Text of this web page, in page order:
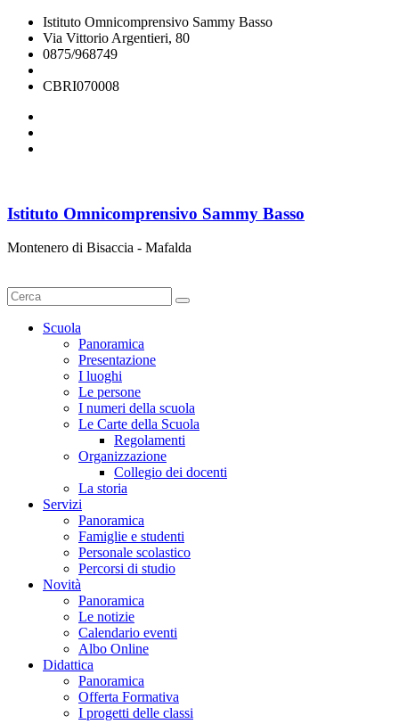
Istituto Omnicomprensivo Sammy Basso
Via Vittorio Argentieri, 80
0875/968749
CBRI070008
Istituto Omnicomprensivo Sammy Basso
Montenero di Bisaccia - Mafalda
Scuola
Panoramica
Presentazione
I luoghi
Le persone
I numeri della scuola
Le Carte della Scuola
Regolamenti
Organizzazione
Collegio dei docenti
La storia
Servizi
Panoramica
Famiglie e studenti
Personale scolastico
Percorsi di studio
Novità
Panoramica
Le notizie
Calendario eventi
Albo Online
Didattica
Panoramica
Offerta Formativa
I progetti delle classi